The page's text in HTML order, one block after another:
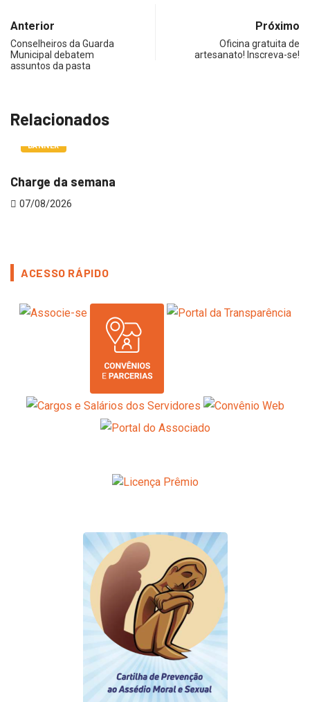
Anterior
Conselheiros da Guarda
Municipal debatem
assuntos da pasta
Próximo
Oficina gratuita de
artesanato! Inscreva-se!
Relacionados
BANNER
Charge da semana
07/08/2026
ACESSO RÁPIDO